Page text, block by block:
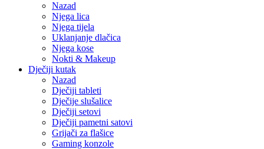
Nazad
Njega lica
Njega tijela
Uklanjanje dlačica
Njega kose
Nokti & Makeup
Dječiji kutak
Nazad
Dječiji tableti
Dječije slušalice
Dječiji setovi
Dječiji pametni satovi
Grijači za flašice
Gaming konzole